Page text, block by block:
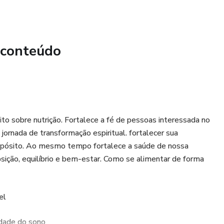
sobre nutrição. Fortalece a fé de pessoas interessada no
de transformação espiritual. fortalecer sua
Ao mesmo tempo fortalece a saúde de nossa
equilíbrio e bem-estar. Como se alimentar de forma